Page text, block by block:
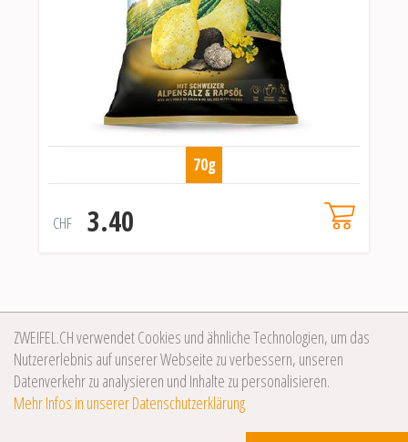
70g
CHF 3.40
ZWEIFEL.CH verwendet Cookies und ähnliche Technologien, um das
Nutzererlebnis auf unserer Webseite zu verbessern, unseren
Datenverkehr zu analysieren und Inhalte zu personalisieren.
Mehr Infos in unserer Datenschutzerklärung